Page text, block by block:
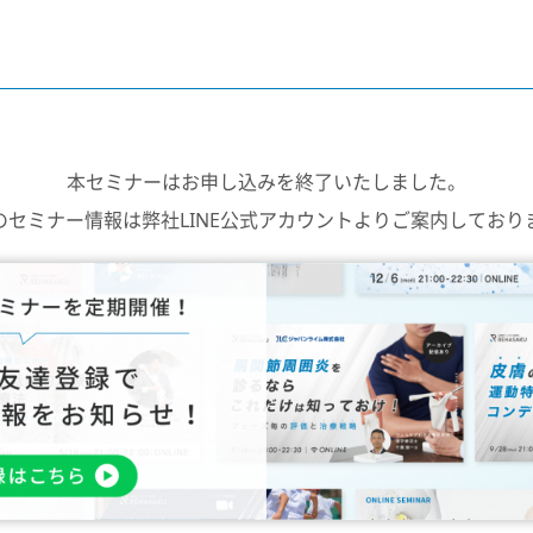
本セミナーはお申し込みを終了いたしました。
セミナー情報は弊社LINE公式アカウントよりご案内しており